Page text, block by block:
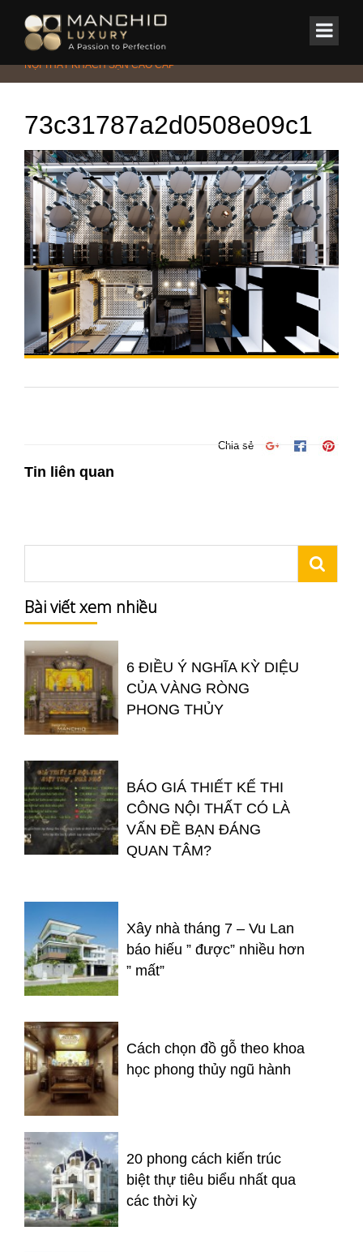
Home/Tin Tức & Sự Kiện/TẬN HƯỞNG KÌ NGHỈ VỚI KHÔNG GIAN
NỘI THẤT KHÁCH SẠN CAO CẤP
73c31787a2d0508e09c1
Chia sẻ
Tin liên quan
Bài viết xem nhiều
6 ĐIỀU Ý NGHĨA KỲ DIỆU
CỦA VÀNG RÒNG
PHONG THỦY
BÁO GIÁ THIẾT KẾ THI
CÔNG NỘI THẤT CÓ LÀ
VẤN ĐỀ BẠN ĐÁNG
QUAN TÂM?
Xây nhà tháng 7 – Vu Lan
báo hiếu ” được” nhiều hơn
” mất”
Cách chọn đồ gỗ theo khoa
học phong thủy ngũ hành
20 phong cách kiến trúc
biệt thự tiêu biểu nhất qua
các thời kỳ